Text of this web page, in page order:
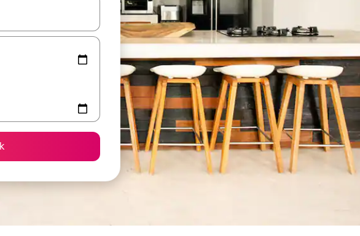
kan du navigera med upp- och nedåtpilarna eller utforska genom att trycka eller svepa.